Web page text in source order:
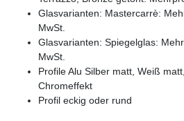
Glasvarianten: Mastercarrè:
MwSt.
Glasvarianten: Spiegelglas:
MwSt.
Profile Alu Silber matt, Weiß
Chromeffekt
Profil eckig oder rund